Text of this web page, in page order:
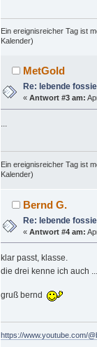
Ein ereignisreicher Tag ist
Kalender)
MetGold
Re: lebende
«Antwort #3 am:
...
Ein ereignisreicher Tag ist
Kalender)
Bernd G.
Re: lebende
«Antwort #4 am:
klar passt, klasse.
die drei kenne ich auch
gruß bernd
https://www.youtube.com/